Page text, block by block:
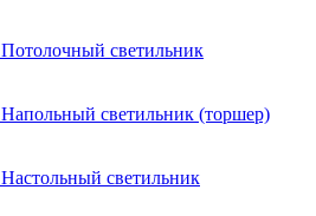
Потолочный светильник
Напольный светильник (торшер)
Настольный светильник